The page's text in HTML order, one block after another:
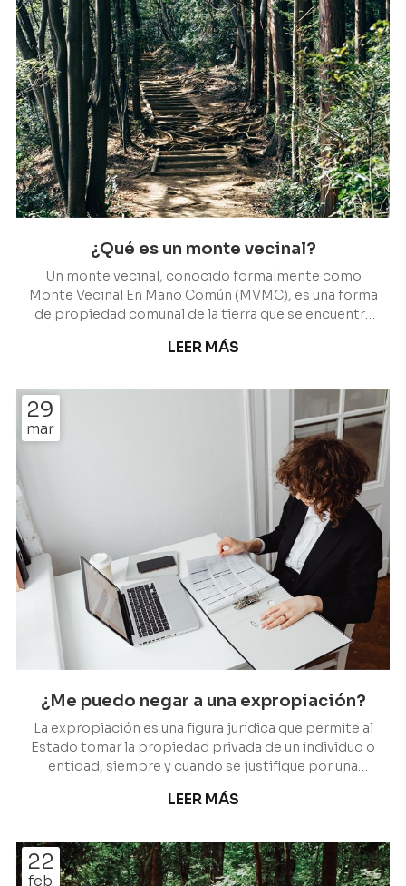
saber las t...
¿Qué es un monte vecinal?
Un monte vecinal, conocido formalmente como
Monte Vecinal En Mano Común (MVMC), es una forma
de propiedad comunal de la tierra que se encuentra
de Escariz Abogados nos dedicamos a todo lo
décadas de experiencia a nuestras espaldas
trabajando en distintas ramas del derecho, como el
urbanístico, forestal o medioambiental, entre otras.
¿A quién pertenece el monte? Como estamos
ubicados en Vigo, en e...
LEER MÁS
29
mar
¿Me puedo negar a una expropiación?
La expropiación es una figura jurídica que permite al
Estado tomar la propiedad privada de un individuo o
entidad, siempre y cuando se justifique por una
embargo, es común que los propietarios se
aclaramos todo lo que necesita conocer al respecto
de esta cuestión desde Escariz Abogados, donde
encontrará a los mejores profesionales
LEER MÁS
22
feb